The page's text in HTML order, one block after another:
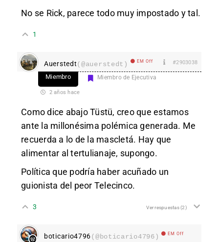
No se Rick, parece todo muy impostado y tal.
1
Auerstedt(@auerstedt) EM Off #2903038
Miembro Miembro de Ejecutiva
2 años hace
Como dice abajo Tüstü, creo que estamos
ante la millonésima polémica generada. Me
recuerda a lo de la mascletá. Hay que
alimentar al tertulianaje, supongo.
Política que podría haber acuñado un
guionista del peor Telecinco.
3 Ver respuestas(2)
boticario4796(@boticario4796) EM Off